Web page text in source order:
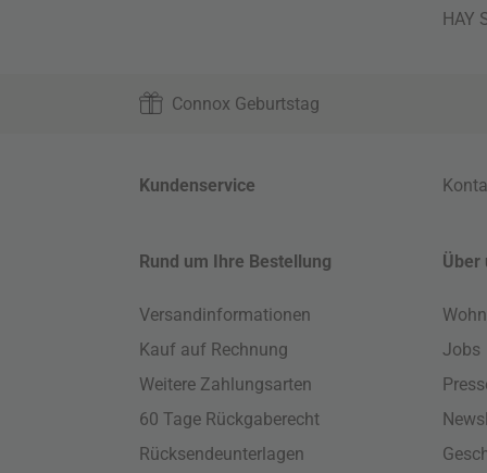
HAY
Connox Geburtstag
Kundenservice
Rund um Ihre Bestellung
Versandinformationen
Kauf auf Rechnung
Weitere Zahlungsarten
60 Tage Rückgaberecht
Rücksendeunterlagen
Über
Jobs